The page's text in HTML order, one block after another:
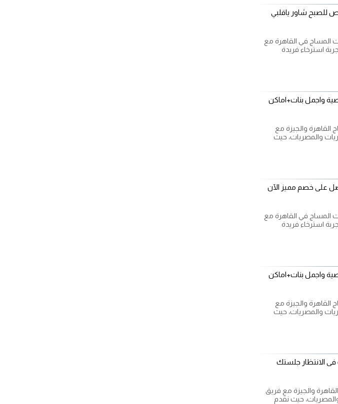
للصبح شاور ياقلبي
في القاهرة مع
استرخاء فريدة
واجمل بنات+اماكن
والجيزة مع
والمصريات، حيث
على خصم مميز الآن
في القاهرة مع
استرخاء فريدة
واجمل بنات+اماكن
والجيزة مع
والمصريات، حيث
فى الانتظار جلستك
والجيزة مع فريق
حيث نقدم